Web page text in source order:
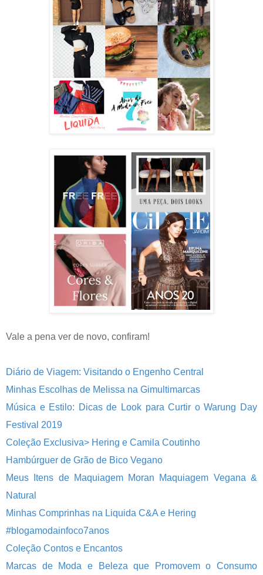
Vale a pena ver de novo, confiram!
Diário de Viagem: Visitando o Engenho Central
Minhas Escolhas de Melissa na Gimultimarcas
Música e Estilo: Dicas de Look para Curtir o Warung Day
Festival 2019
Coleção Exclusiva> Hering e Camila Coutinho
Hambúrguer de Grão de Bico Vegano
Meus Itens de Maquiagem Moran Maquiagem Vegana &
Natural
Minhas Comprinhas na Liquida C&A e Hering
#blogamodainfoco7anos
Coleção Contos e Encantos
Marcas de Moda e Beleza que Promovem o Consumo